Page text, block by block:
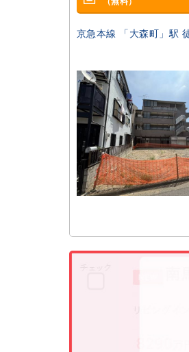
京急本線 「大森町」駅